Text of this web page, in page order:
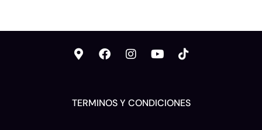
TERMINOS Y CONDICIONES